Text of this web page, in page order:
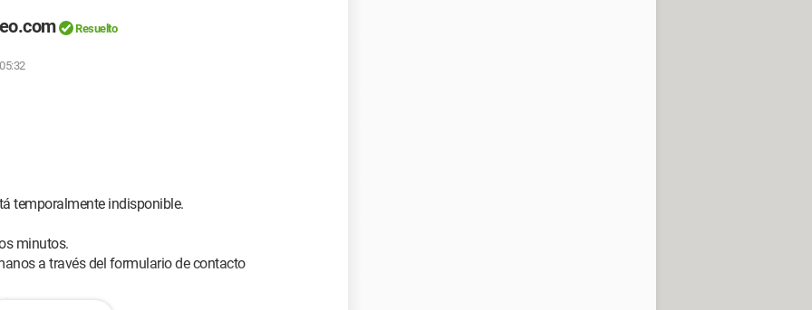
Resuelto
temporalmente indisponible.
minutos.
a través del formulario de contacto